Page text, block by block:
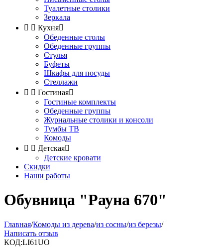
Туалетные столики
Зеркала
  Кухня
Обеденные столы
Обеденные группы
Стулья
Буфеты
Шкафы для посуды
Стеллажи
  Гостиная
Гостиные комплекты
Обеденные группы
Журнальные столики и консоли
Тумбы ТВ
Комоды
  Детская
Детские кровати
Скидки
Наши работы
Обувница "Рауна 670"
Главная/Комоды из дерева/из сосны/из березы/
Написать отзыв
КОД:LI61UO